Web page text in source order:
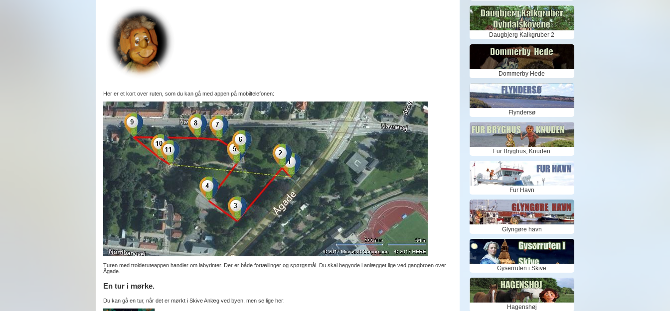
Her er et kort over ruten, som du kan gå med appen på mobiltelefonen:
Turen med trolderuteappen handler om labyrinter. Der er både fortællinger og spørgsmål. Du skal begynde i anlægget lige ved gangbroen over
Ågade.
En tur i mørke.
Du kan gå en tur, når det er mørkt i Skive Anlæg ved byen, men se lige her:
Daugbjerg Kalkgruber 2
Dommerby Hede
Flyndersø
Fur Bryghus, Knuden
Fur Havn
Glyngøre havn
Gyserruten i Skive
Hagenshøj